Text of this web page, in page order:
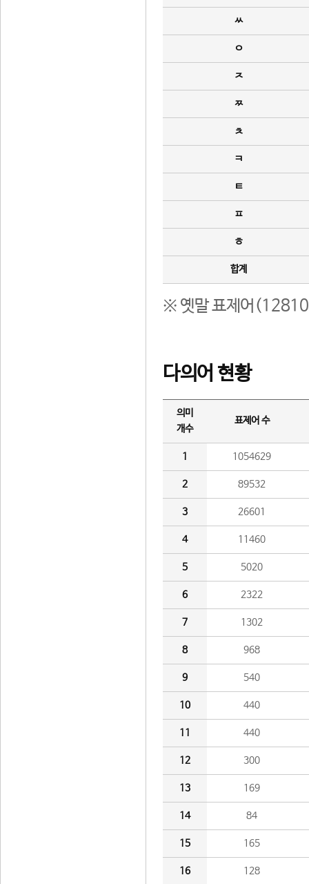
ㅆ
ㅇ
ㅈ
ㅉ
ㅊ
ㅋ
ㅌ
ㅍ
ㅎ
합계
※ 옛말 표제어(12810
다의어 현황
의미
개수
표제어 수
1 1054629
2 89532
3 26601
4 11460
5 5020
6 2322
7 1302
8 968
9 540
10 440
11 440
12 300
13 169
14 84
15 165
16 128